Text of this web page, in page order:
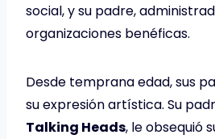
social, y su padre,
organizaciones benéficas.
Desde temprana edad, sus
su expresión artística. Su
Talking Heads, le obsequió